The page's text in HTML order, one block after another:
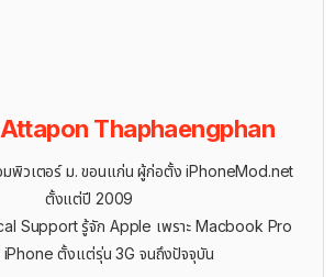
Attapon Thaphaengphan
มพิวเตอร์ ม. ขอนแก่น ผู้ก่อตั้ง iPhoneMod.net
ตั้งแต่ปี 2009
Support รู้จัก ​Apple เพราะ Macbook Pro
iPhone ตั้งแต่รุ่น 3G จนถึงปัจจุบัน